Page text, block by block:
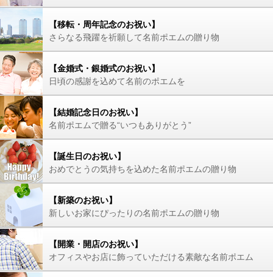
【移転・周年記念のお祝い】
さらなる飛躍を祈願して名前ポエムの贈り物
【金婚式・銀婚式のお祝い】
日頃の感謝を込めて名前のポエムを
【結婚記念日のお祝い】
名前ポエムで贈る“いつもありがとう”
【誕生日のお祝い】
おめでとうの気持ちを込めた名前ポエムの贈り物
【新築のお祝い】
新しいお家にぴったりの名前ポエムの贈り物
【開業・開店のお祝い】
オフィスやお店に飾っていただける素敵な名前ポエム